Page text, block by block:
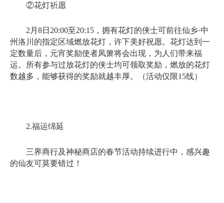
②花灯祈愿
2月8日20:00至20:15，拥有花灯的侠士可前往仙乡·中
州洛川的指定区域燃放花灯，许下美好祝愿。花灯达到一
定数量后，元宵奖励使者凤箫将会出现，为人们带来福
运。所有参与过放花灯的侠士均可领取奖励，燃放的花灯
数越多，能够获得的奖励就越丰厚。（活动仅限15线）
2.福运绵延
三界商行及神秘商店的春节活动持续进行中，感兴趣
的仙友可莫要错过！